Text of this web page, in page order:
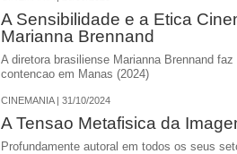
A Sensibilidade e a Etica
Marianna Brennand
A diretora brasiliense Marianna Brennand
contencao em Manas (2024)
CINEMANIA | 31/10/2024
A Tensao Metafisica da
Profundamente autoral em todos os seus